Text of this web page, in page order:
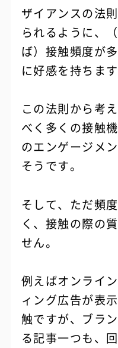
ザイアンスの法
られるように、
ば）接触頻度が
に好感を持ちます
この法則から考
べく多くの接触
のエンゲージメ
そうです。
そして、ただ頻
く、接触の際の
せん。
例えばオンライ
ィング広告が表
触ですが、ブラ
る記事一つも、